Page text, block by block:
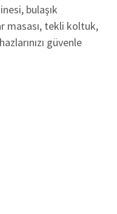
bulaşık
masası, tekli koltuk,
güvenle